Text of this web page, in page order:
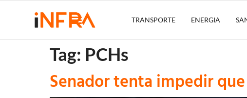
TRANSPORTE ENERGIA
Tag: PCHs
Senador tenta impedir